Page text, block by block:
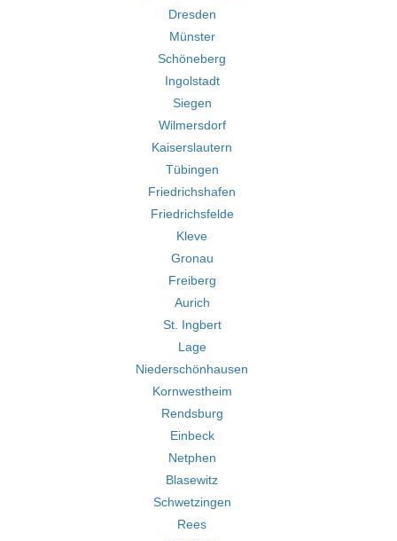
Dresden
Münster
Schöneberg
Ingolstadt
Siegen
Wilmersdorf
Kaiserslautern
Tübingen
Friedrichshafen
Friedrichsfelde
Kleve
Gronau
Freiberg
Aurich
St. Ingbert
Lage
Niederschönhausen
Kornwestheim
Rendsburg
Einbeck
Netphen
Blasewitz
Schwetzingen
Rees